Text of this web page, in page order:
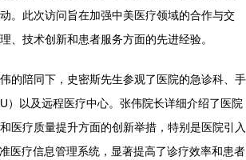
。此次访问旨在加强中美医疗领域的合作与交
、技术创新和患者服务方面的先进经验。
的陪同下，史密斯先生参观了医院的急诊科、手
）以及远程医疗中心。张伟院长详细介绍了医院
医疗质量提升方面的创新举措，特别是医院引入
医疗信息管理系统，显著提高了诊疗效率和患者